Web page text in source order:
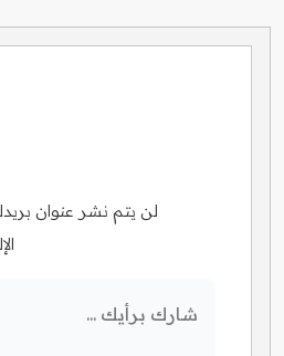
لن يتم نشر عنوان